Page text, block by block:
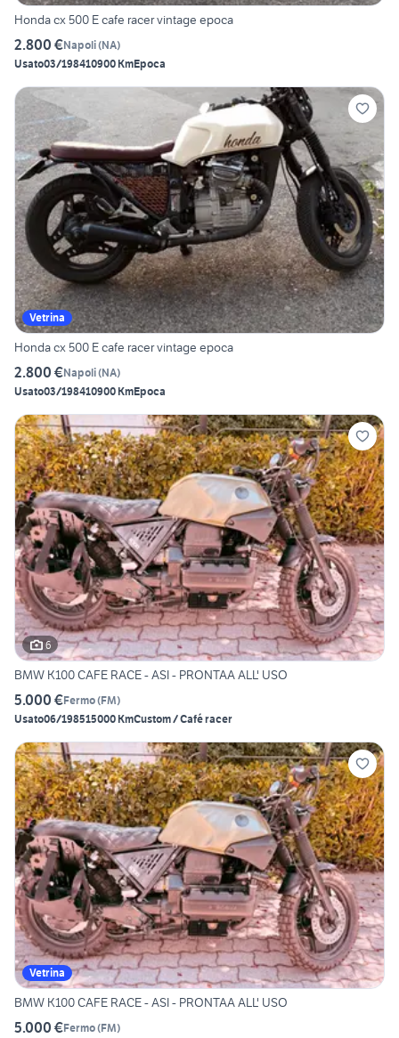
Honda cx 500 E cafe racer vintage epoca
2.800 €Napoli(NA)
Usato03/198410900 KmEpoca
Vetrina
Honda cx 500 E cafe racer vintage epoca
2.800 €Napoli(NA)
Usato03/198410900 KmEpoca
6
BMW K100 CAFE RACE - ASI - PRONTAA ALL' USO
5.000 €Fermo(FM)
Usato06/198515000 KmCustom / Café racer
Vetrina
BMW K100 CAFE RACE - ASI - PRONTAA ALL' USO
5.000 €Fermo(FM)